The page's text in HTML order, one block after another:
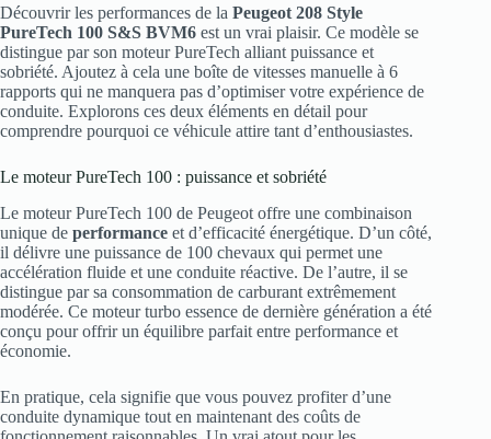
Découvrir les performances de la Peugeot 208 Style
PureTech 100 S&S BVM6 est un vrai plaisir. Ce modèle se
distingue par son moteur PureTech alliant puissance et
sobriété. Ajoutez à cela une boîte de vitesses manuelle à 6
rapports qui ne manquera pas d’optimiser votre expérience de
conduite. Explorons ces deux éléments en détail pour
comprendre pourquoi ce véhicule attire tant d’enthousiastes.
Le moteur PureTech 100 : puissance et sobriété
Le moteur PureTech 100 de Peugeot offre une combinaison
unique de performance et d’efficacité énergétique. D’un côté,
il délivre une puissance de 100 chevaux qui permet une
accélération fluide et une conduite réactive. De l’autre, il se
distingue par sa consommation de carburant extrêmement
modérée. Ce moteur turbo essence de dernière génération a été
conçu pour offrir un équilibre parfait entre performance et
économie.
En pratique, cela signifie que vous pouvez profiter d’une
conduite dynamique tout en maintenant des coûts de